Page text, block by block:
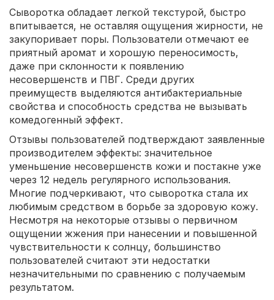
Сыворотка обладает легкой текстурой, быстро
впитывается, не оставляя ощущения жирности, не
закупоривает поры. Пользователи отмечают ее
приятный аромат и хорошую переносимость,
даже при склонности к появлению
несовершенств и ПВГ. Среди других
преимуществ выделяются антибактериальные
свойства и способность средства не вызывать
комедогенный эффект.
Отзывы пользователей подтверждают заявленные
производителем эффекты: значительное
уменьшение несовершенств кожи и постакне уже
через 12 недель регулярного использования.
Многие подчеркивают, что сыворотка стала их
любимым средством в борьбе за здоровую кожу.
Несмотря на некоторые отзывы о первичном
ощущении жжения при нанесении и повышенной
чувствительности к солнцу, большинство
пользователей считают эти недостатки
незначительными по сравнению с получаемым
результатом.